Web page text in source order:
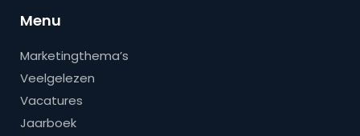
Menu
Marketingthema’s
Veelgelezen
Vacatures
Jaarboek